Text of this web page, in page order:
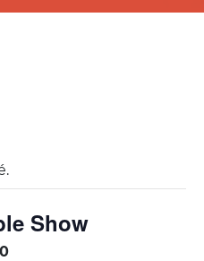
Show